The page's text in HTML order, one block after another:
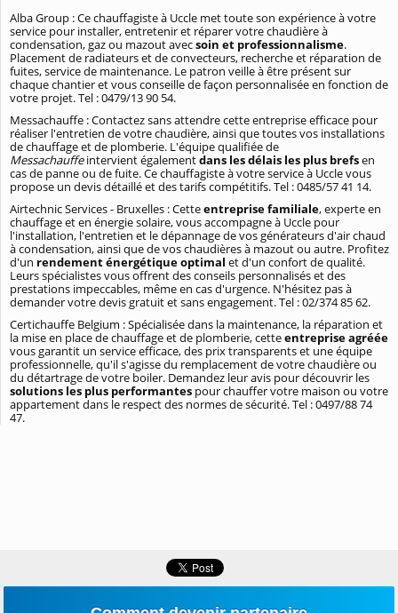
Alba Group : Ce chauffagiste à Uccle met toute son expérience à votre
service pour installer, entretenir et réparer votre chaudière à
condensation, gaz ou mazout avecsoin et professionnalisme.
Placement de radiateurs et de convecteurs, recherche et réparation de
fuites, service de maintenance. Le patron veille à être présent sur
chaque chantier et vous conseille de façon personnalisée en fonction de
votre projet. Tel : 0479/13 90 54.
Messachauffe : Contactez sans attendre cette entreprise efficace pour
réaliser l'entretien de votre chaudière, ainsi que toutes vos installations
de chauffage et de plomberie. L'équipe qualifiée de
Messachauffeintervient égalementdans les délais les plus brefsen
cas de panne ou de fuite. Ce chauffagiste à votre service à Uccle vous
propose un devis détaillé et des tarifs compétitifs. Tel : 0485/57 41 14.
Airtechnic Services - Bruxelles : Cetteentreprise familiale, experte en
chauffage et en énergie solaire, vous accompagne à Uccle pour
l'installation, l'entretien et le dépannage de vos générateurs d'air chaud
à condensation, ainsi que de vos chaudières à mazout ou autre. Profitez
d'un rendement énergétique optimal et d'un confort de qualité.
Leurs spécialistes vous offrent des conseils personnalisés et des
prestations impeccables, même en cas d'urgence. N'hésitez pas à
demander votre devis gratuit et sans engagement. Tel : 02/374 85 62.
Certichauffe Belgium : Spécialisée dans la maintenance, la réparation et
la mise en place de chauffage et de plomberie, cetteentreprise agréée
vous garantit un service efficace, des prix transparents et une équipe
professionnelle, qu'il s'agisse du remplacement de votre chaudière ou
du détartrage de votre boiler. Demandez leur avis pour découvrir les
solutions les plus performantes pour chauffer votre maison ou votre
appartement dans le respect des normes de sécurité. Tel : 0497/88 74
47.